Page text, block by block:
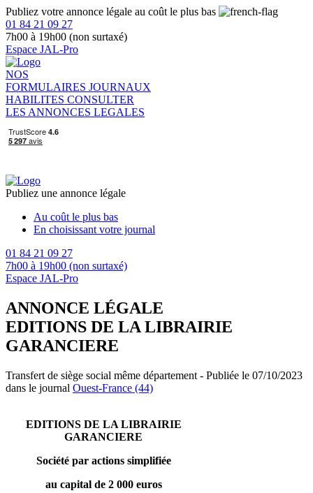
Publiez votre annonce légale au coût le plus bas
01 84 21 09 27
7h00 à 19h00 (non surtaxé)
Espace JAL-Pro
NOS
FORMULAIRES JOURNAUX
HABILITES CONSULTER
LES ANNONCES LEGALES
Publiez une annonce légale
Au coût le plus bas
En choisissant votre journal
01 84 21 09 27
7h00 à 19h00 (non surtaxé)
Espace JAL-Pro
ANNONCE LÉGALE
EDITIONS DE LA LIBRAIRIE
GARANCIERE
Transfert de siège social même département - Publiée le 07/10/2023
dans le journal Ouest-France (44)
EDITIONS DE LA LIBRAIRIE
GARANCIERE
Société par actions simplifiée
au capital de 2 000 euros